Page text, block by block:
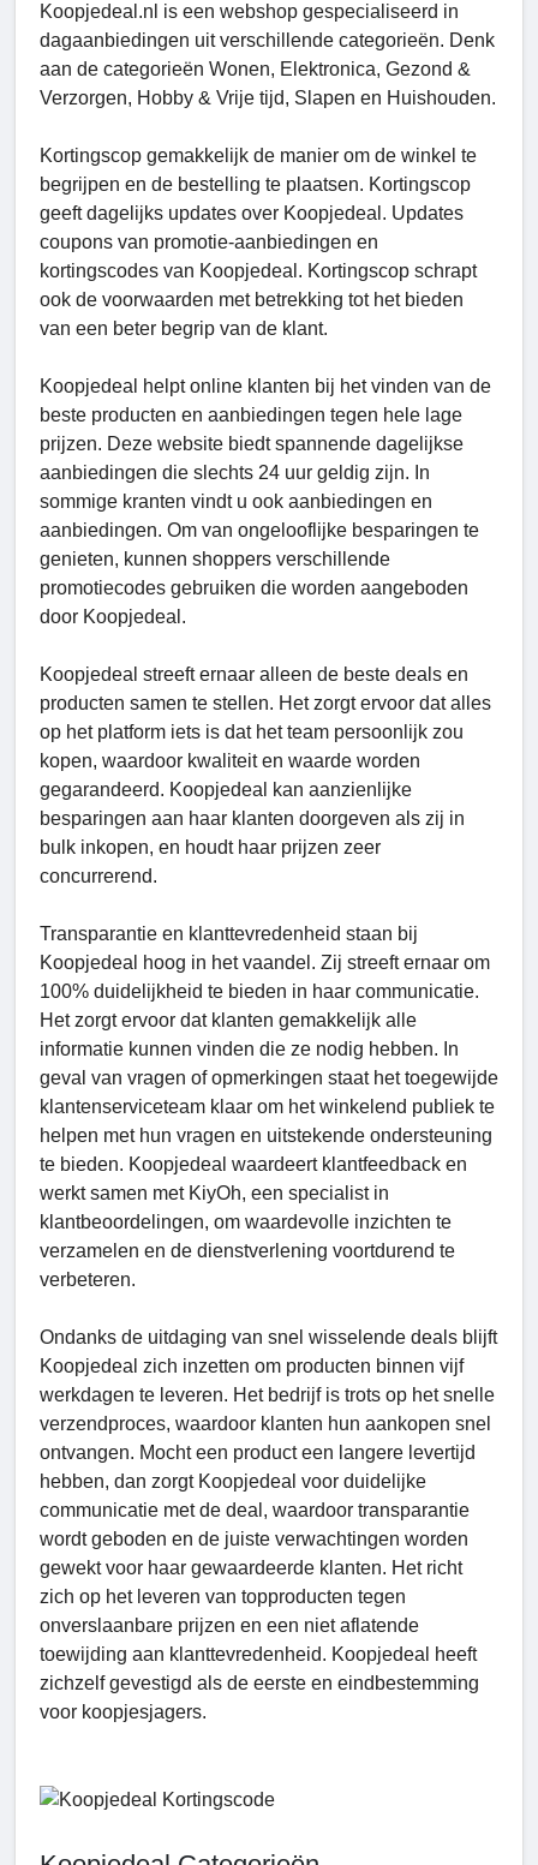
Koopjedeal.nl is een webshop gespecialiseerd in
dagaanbiedingen uit verschillende categorieën. Denk
aan de categorieën Wonen, Elektronica, Gezond &
Verzorgen, Hobby & Vrije tijd, Slapen en Huishouden.
Kortingscop gemakkelijk de manier om de winkel te
begrijpen en de bestelling te plaatsen. Kortingscop
geeft dagelijks updates over Koopjedeal. Updates
coupons van promotie-aanbiedingen en
kortingscodes van Koopjedeal. Kortingscop schrapt
ook de voorwaarden met betrekking tot het bieden
van een beter begrip van de klant.
Koopjedeal helpt online klanten bij het vinden van de
beste producten en aanbiedingen tegen hele lage
prijzen. Deze website biedt spannende dagelijkse
aanbiedingen die slechts 24 uur geldig zijn. In
sommige kranten vindt u ook aanbiedingen en
aanbiedingen. Om van ongelooflijke besparingen te
genieten, kunnen shoppers verschillende
promotiecodes gebruiken die worden aangeboden
door Koopjedeal.
Koopjedeal streeft ernaar alleen de beste deals en
producten samen te stellen. Het zorgt ervoor dat alles
op het platform iets is dat het team persoonlijk zou
kopen, waardoor kwaliteit en waarde worden
gegarandeerd. Koopjedeal kan aanzienlijke
besparingen aan haar klanten doorgeven als zij in
bulk inkopen, en houdt haar prijzen zeer
concurrerend.
Transparantie en klanttevredenheid staan ​​bij
Koopjedeal hoog in het vaandel. Zij streeft ernaar om
100% duidelijkheid te bieden in haar communicatie.
Het zorgt ervoor dat klanten gemakkelijk alle
informatie kunnen vinden die ze nodig hebben. In
geval van vragen of opmerkingen staat het toegewijde
klantenserviceteam klaar om het winkelend publiek te
helpen met hun vragen en uitstekende ondersteuning
te bieden. Koopjedeal waardeert klantfeedback en
werkt samen met KiyOh, een specialist in
klantbeoordelingen, om waardevolle inzichten te
verzamelen en de dienstverlening voortdurend te
verbeteren.
Ondanks de uitdaging van snel wisselende deals blijft
Koopjedeal zich inzetten om producten binnen vijf
werkdagen te leveren. Het bedrijf is trots op het snelle
verzendproces, waardoor klanten hun aankopen snel
ontvangen. Mocht een product een langere levertijd
hebben, dan zorgt Koopjedeal voor duidelijke
communicatie met de deal, waardoor transparantie
wordt geboden en de juiste verwachtingen worden
gewekt voor haar gewaardeerde klanten. Het richt
zich op het leveren van topproducten tegen
onverslaanbare prijzen en een niet aflatende
toewijding aan klanttevredenheid. Koopjedeal heeft
zichzelf gevestigd als de eerste en eindbestemming
voor koopjesjagers.